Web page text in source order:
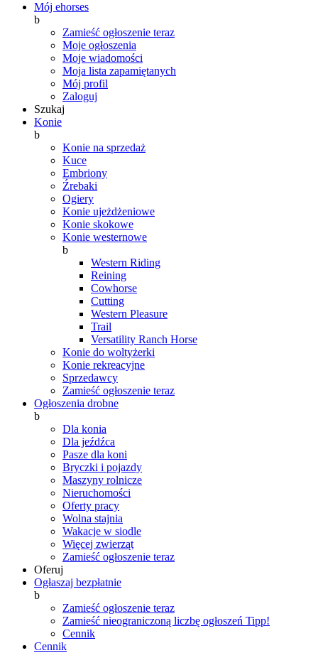
Mój ehorses
b
Zamieść ogłoszenie teraz
Moje ogłoszenia
Moje wiadomości
Moja lista zapamiętanych
Mój profil
Zaloguj
Szukaj
Konie
b
Konie na sprzedaż
Kuce
Embriony
Źrebaki
Ogiery
Konie ujeżdżeniowe
Konie skokowe
Konie westernowe
b
Western Riding
Reining
Cowhorse
Cutting
Western Pleasure
Trail
Versatility Ranch Horse
Konie do woltyżerki
Konie rekreacyjne
Sprzedawcy
Zamieść ogłoszenie teraz
Ogłoszenia drobne
b
Dla konia
Dla jeźdźca
Pasze dla koni
Bryczki i pojazdy
Maszyny rolnicze
Nieruchomości
Oferty pracy
Wolna stajnia
Wakacje w siodle
Więcej zwierząt
Zamieść ogłoszenie teraz
Oferuj
Ogłaszaj bezpłatnie
b
Zamieść ogłoszenie teraz
Zamieść nieograniczoną liczbę ogłoszeń Tipp!
Cennik
Cennik